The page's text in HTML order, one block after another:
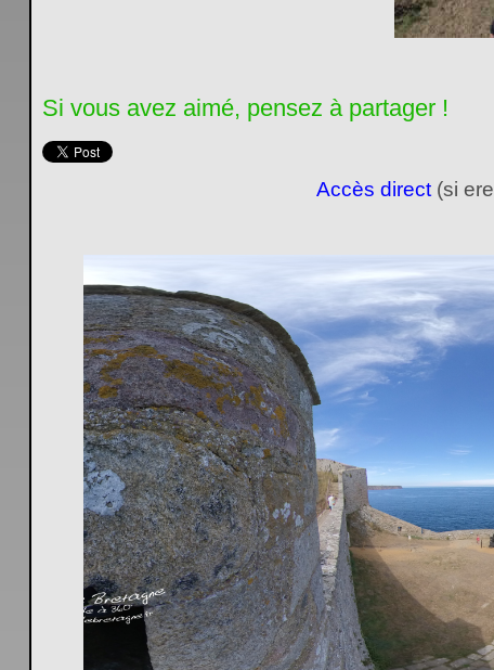
Si vous avez aimé, pensez à partager !
Accès direct(si